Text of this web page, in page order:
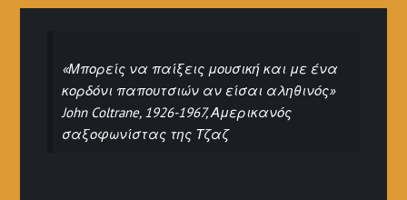
«Μπορείς να παίξεις μουσική και με ένα
κορδόνι παπουτσιών αν είσαι αληθινός»
John Coltrane, 1926-1967, Αμερικανός
σαξοφωνίστας της Τζαζ